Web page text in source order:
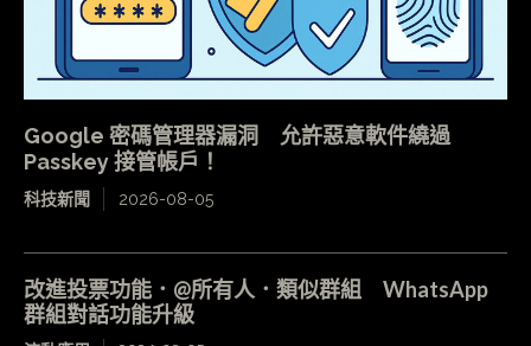
Google 密碼管理器漏洞 允許惡意軟件繞過
Passkey 接管帳戶！
科技新聞 2026-08-05
改進投票功能．@所有人．類似群組 WhatsApp
群組對話功能升級